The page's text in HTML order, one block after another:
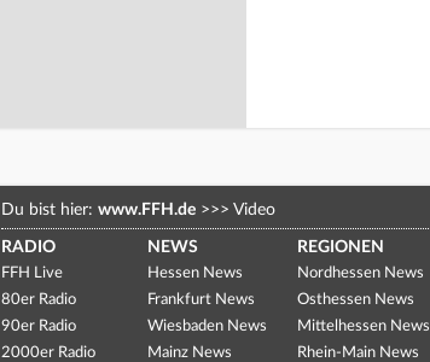
Du bist hier: www.FFH.de >>> Video
RADIO
FFH Live
80er Radio
90er Radio
2000er Radio
NEWS
Hessen News
Frankfurt News
Wiesbaden News
Mainz News
REGIONEN
Nordhessen News
Osthessen News
Mittelhessen News
Rhein-Main News